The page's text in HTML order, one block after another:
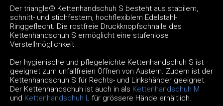
Der triangle® Kettenhandschuh S besteht aus stabilem,
schnitt- und stichfestem, hochflexiblem Edelstahl-
Ringgeflecht. Die rostfreie Druckknopfschnalle des
Kettenhandschuh S ermöglicht eine stufenlose
Verstellmöglichkeit.
Der hygienische und pflegeleichte Kettenhandschuh S ist
geeignet zum unfallfreien Öffnen von Austern. Zudem ist der
Kettenhandschuh S für Rechts- und Linkshänder geeignet.
Der Kettenhandschuh ist auch in als Kettenhandschuh M
und Kettenhandschuh L für grössere Hände erhältlich.